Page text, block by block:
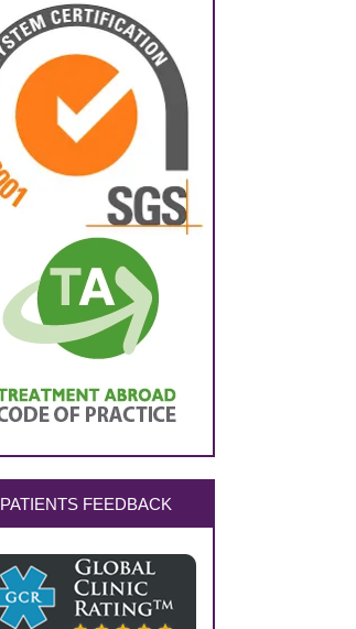
PATIENTS FEEDBACK